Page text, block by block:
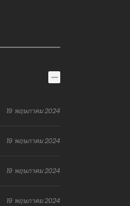
19 พฤษภาคม 2024
19 พฤษภาคม 2024
19 พฤษภาคม 2024
19 พฤษภาคม 2024